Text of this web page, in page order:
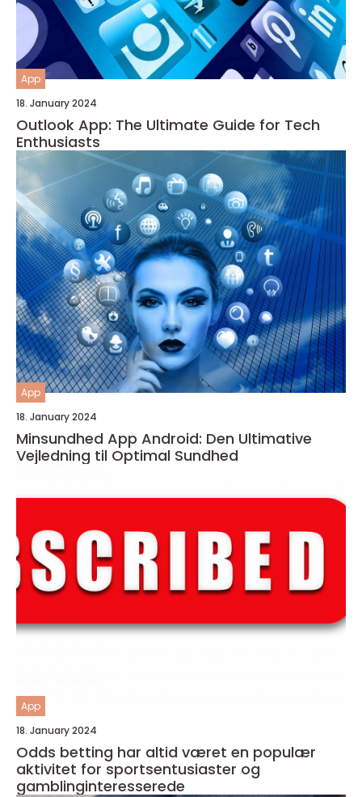
App
18. January 2024
Outlook App: The Ultimate Guide for Tech
Enthusiasts
App
18. January 2024
Minsundhed App Android: Den Ultimative
Vejledning til Optimal Sundhed
App
18. January 2024
Odds betting har altid været en populær
aktivitet for sportsentusiaster og
gamblinginteresserede